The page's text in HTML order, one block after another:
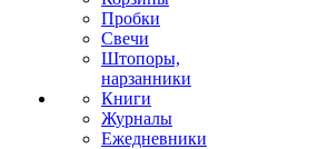
Пробки
Свечи
Штопоры,
нарзанники
Книги
Журналы
Ежедневники